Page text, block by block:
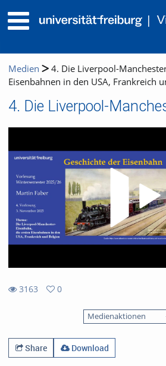
Medien
4. Die Liverpool-
Eisenbahnen in den USA, Frankreich
3163
0
Medienaktionen
Share Download